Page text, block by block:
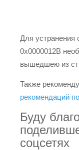
Для устранения
0x0000012B
вышедшею из
Также
рекомендаций
Буду
соцсетях